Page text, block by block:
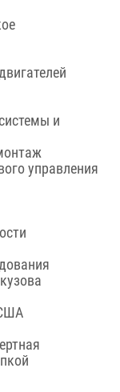
и
управления